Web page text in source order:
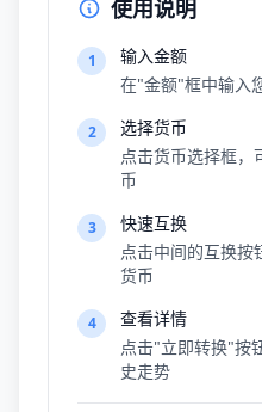
使用说明
1
输入金额
在"金额"框中输入
2
选择货币
点击货币选择框，
币
3
快速互换
点击中间的互换按
货币
4
查看详情
点击"立即转换"按
史走势